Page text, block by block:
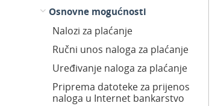
Osnovne mogućnosti
Nalozi za plaćanje
Ručni unos naloga za plaćanje
Uređivanje naloga za plaćanje
Priprema datoteke za prijenos
naloga u Internet bankarstvo